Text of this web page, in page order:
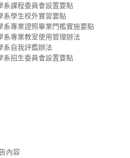
系課程委員會設置要點
系學生校外實習要點
系專業證照畢業門檻實施要點
系專業教室使用管理辦法
系自我評鑑辦法
系招生委員會設置要點
內容